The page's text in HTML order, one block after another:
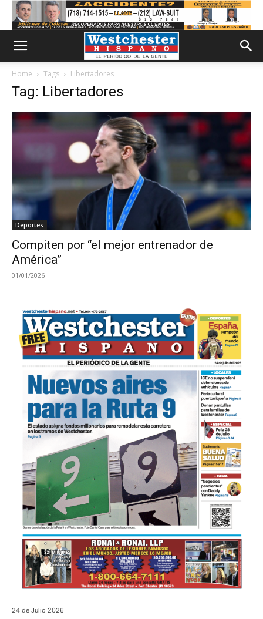
Home Tags Libertadores
Tag: Libertadores
Deportes
Compiten por “el mejor entrenador de
América”
01/01/2026
24 de Julio 2026